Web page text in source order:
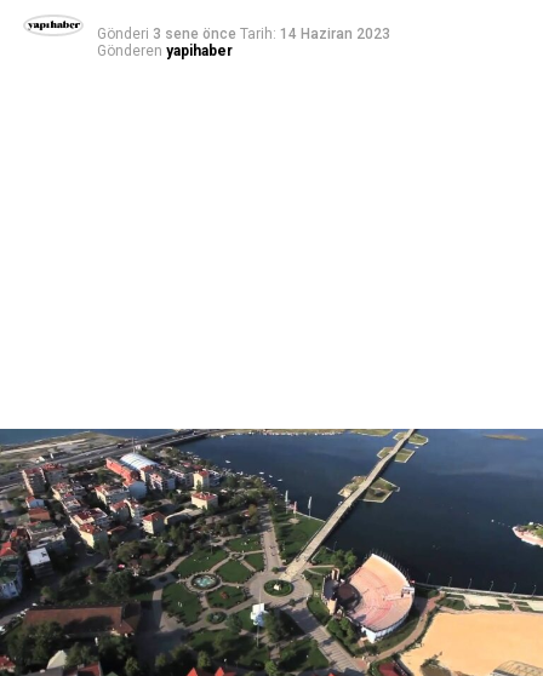
Gönderi 3 sene önce Tarih: 14 Haziran 2023
Gönderen yapihaber